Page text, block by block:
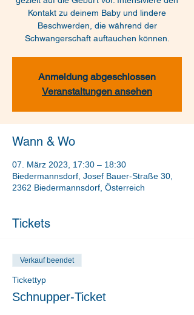
Kontakt zu deinem Baby und lindere
Beschwerden, die während der
Schwangerschaft auftauchen können.
Anmeldung abgeschlossen
Veranstaltungen ansehen
Wann & Wo
07. März 2023, 17:30 – 18:30
Biedermannsdorf, Josef Bauer-Straße 30,
2362 Biedermannsdorf, Österreich
Tickets
Verkauf beendet
Tickettyp
Schnupper-Ticket